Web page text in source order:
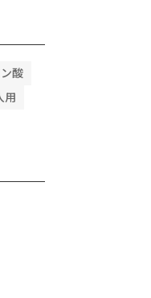
も
ふれる肌へ。
内容量
酸
用